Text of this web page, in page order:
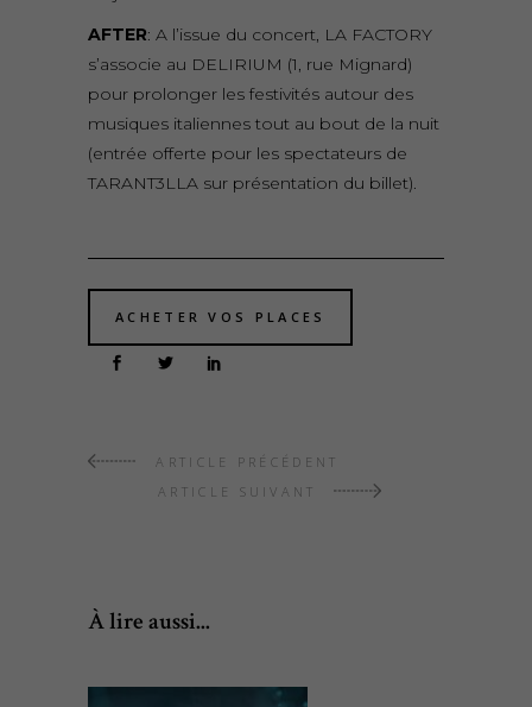
AFTER: A l’issue du concert, LA FACTORY
s’associe au DELIRIUM (1, rue Mignard)
pour prolonger les festivités autour des
musiques italiennes tout au bout de la nuit
(entrée offerte pour les spectateurs de
TARANT3LLA sur présentation du billet).
ACHETER VOS PLACES
ARTICLE PRÉCÉDENT
ARTICLE SUIVANT
À lire aussi...